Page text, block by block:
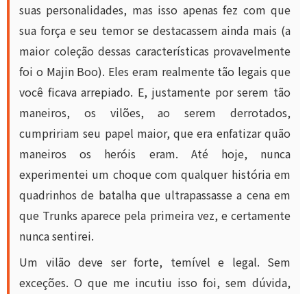
suas personalidades, mas isso apenas fez com que
sua força e seu temor se destacassem ainda mais (a
maior coleção dessas características provavelmente
foi o Majin Boo). Eles eram realmente tão legais que
você ficava arrepiado. E, justamente por serem tão
maneiros, os vilões, ao serem derrotados,
cumpririam seu papel maior, que era enfatizar quão
maneiros os heróis eram. Até hoje, nunca
experimentei um choque com qualquer história em
quadrinhos de batalha que ultrapassasse a cena em
que Trunks aparece pela primeira vez, e certamente
nunca sentirei.
Um vilão deve ser forte, temível e legal. Sem
exceções. O que me incutiu isso foi, sem dúvida,